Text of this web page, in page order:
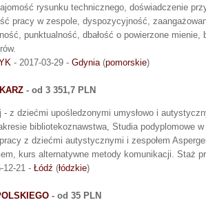
rysunku technicznego, doświadczenie
pracy w zespole, dyspozycyjność,
punktualność, dbałość o powierzone
- 2017-03-29 - Gdynia(pomorskie)
- od 3 351,7 PLN
- z dziećmi upośledzonymi umysłowo i
bibliotekoznawstwa, Studia podyplomowe
z dziećmi autystycznymi i zespołem
kurs alternatywne metody komunikacji. Staż
12-21 - Łódź (łódzkie)
- od 35 PLN